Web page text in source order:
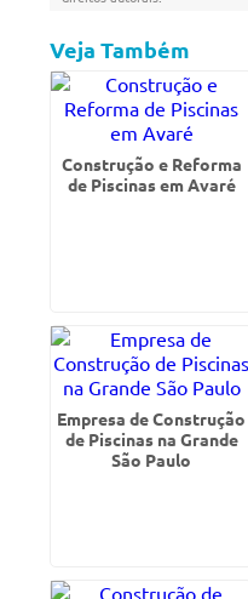
Veja Também
Construção e Reforma
de Piscinas em Avaré
Empresa de Construção
de Piscinas na Grande
São Paulo